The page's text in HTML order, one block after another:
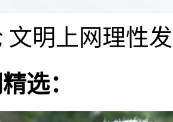
文明上网理性
选：